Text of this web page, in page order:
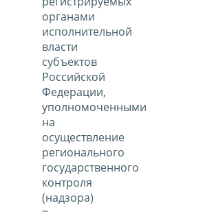
органами
исполнительной
власти
субъектов
Российской
Федерации,
уполномоченными
на
осуществление
регионального
государственного
контроля
(надзора)